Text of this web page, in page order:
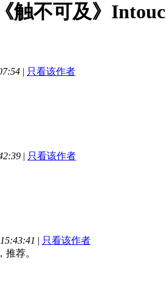
《触不可及》
| 只看该作者
| 只看该作者
| 只看该作者
推荐。